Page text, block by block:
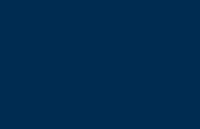
s’agrandir et nous
du cap des 40